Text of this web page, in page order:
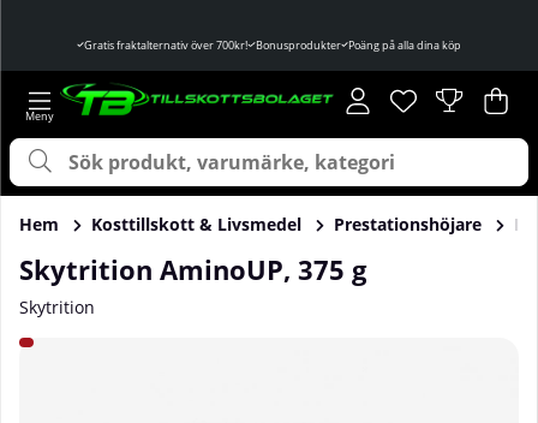
Gratis fraktalternativ över 700kr! Bonusprodukter Poäng på alla dina köp
Önskelista
Antal i
. .
Hem Kosttillskott & Livsmedel Prestationshöjare
Skytrition AminoUP, 375 g
Skytrition
Produktbilder Skytrition AminoUP, 375 g